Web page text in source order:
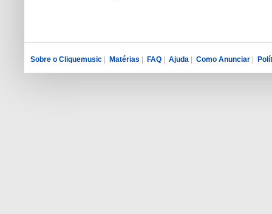
Sobre o Cliquemusic | Matérias | FAQ | Ajuda | Como Anunciar |